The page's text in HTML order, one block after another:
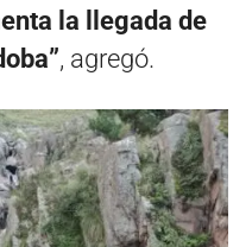
la llegada de
, agregó.